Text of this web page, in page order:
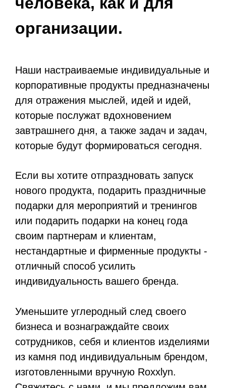
организации.
Наши настраиваемые индивидуальные и
корпоративные продукты предназначены
для отражения мыслей, идей и идей,
которые послужат вдохновением
завтрашнего дня, а также задач и задач,
которые будут формироваться сегодня.
Если вы хотите отпраздновать запуск
нового продукта, подарить праздничные
подарки для мероприятий и тренингов
или подарить подарки на конец года
своим партнерам и клиентам,
нестандартные и фирменные продукты -
отличный способ усилить
индивидуальность вашего бренда.
Уменьшите углеродный след своего
бизнеса и вознаграждайте своих
сотрудников, себя и клиентов изделиями
из камня под индивидуальным брендом,
изготовленными вручную Roxxlyn.